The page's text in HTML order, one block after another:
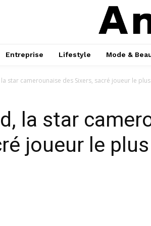
Entreprise Lifestyle Mode &
la star camerounaise des Sixers, sacré joueur le
la star
joueur le